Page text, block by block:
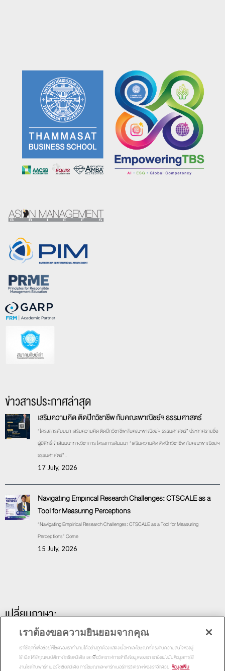
ข่าวสารประกาศล่าสุด
เสริมความคิด ติดปีกวิชาชีพ กับคณะพาณิชย์ฯ ธรรมศาสตร์
“โครงการสัมมนา เสริมความคิด ติดปีกวิชาชีพ กับคณะพาณิชย์ฯ ธรรมศาสตร์” ประกาศรายชื่อ
ผู้มีสิทธิ์เข้าสัมมนาทางวิชาการ โครงการสัมมนา “เสริมความคิด ติดปีกวิชาชีพ กับคณะพาณิชย์ฯ
ธรรมศาสตร์” .
17 July, 2026
Navigating Empirical Research Challenges: CTSCALE as a
Tool for Measuring Perceptions
“Navigating Empirical Research Challenges: CTSCALE as a Tool for Measuring
Perceptions” Come
15 July, 2026
เปลี่ยนภาษา:
เราต้องขอความยินยอมจากคุณ
เราใช้คุกกี้เพื่อช่วยให้ไซต์ของเราทำงานได้อย่างถูกต้อง แสดงเนื้อหาและโฆษณาที่ตรงกับความสนใจของผู้
ใช้ เปิดให้ใช้คุณสมบัติทางโซเชียลมีเดีย และเพื่อวิเคราะห์การเข้าถึงข้อมูลของเรา เรายังแบ่งปันข้อมูลการใช้
งานไซต์กับพาร์ทเนอร์โซเชียลมีเดีย การโฆษณาและพาร์ทเนอร์การวิเคราะห์ของเราอีกด้วย ข้อมูลเพิ่ม